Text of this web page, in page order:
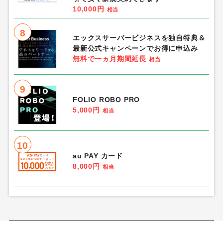
10,000円
相当
8
エックスサーバービジネスを独自特典＆
最新公式キャンペーンでお得に申込み
無料で一ヵ月期間延長 相当
9
FOLIO ROBO PRO
5,000円
相当
10
au PAY カード
8,000円
相当